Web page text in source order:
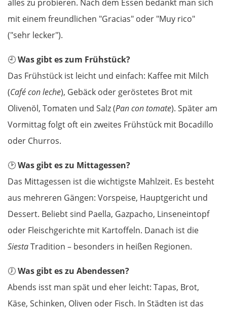
alles zu probieren. Nach dem Essen bedankt man sich
mit einem freundlichen "Gracias" oder "Muy rico"
("sehr lecker").
🕘Was gibt es zum Frühstück?
Das Frühstück ist leicht und einfach: Kaffee mit Milch
(Café con leche), Gebäck oder geröstetes Brot mit
Olivenöl, Tomaten und Salz (Pan con tomate). Später am
Vormittag folgt oft ein zweites Frühstück mit Bocadillo
oder Churros.
🕑Was gibt es zu Mittagessen?
Das Mittagessen ist die wichtigste Mahlzeit. Es besteht
aus mehreren Gängen: Vorspeise, Hauptgericht und
Dessert. Beliebt sind Paella, Gazpacho, Linseneintopf
oder Fleischgerichte mit Kartoffeln. Danach ist die
SiestaTradition – besonders in heißen Regionen.
🕖Was gibt es zu Abendessen?
Abends isst man spät und eher leicht: Tapas, Brot,
Käse, Schinken, Oliven oder Fisch. In Städten ist das
Târgu Jiu
Petroșani
Diemrich
Timișoara
Arad
Ungarn Süd
Szeged
Baja
Mohács
Kroatien
Osijek